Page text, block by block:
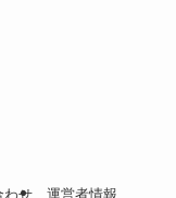
わせ 運営者情報